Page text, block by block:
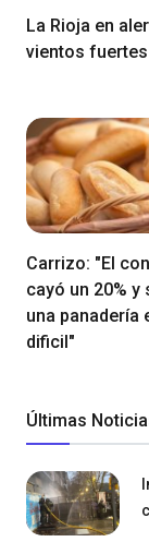
La Rioja en
vientos
Carrizo: "El
cayó un 20% y
una panadería
dificil"
Últimas